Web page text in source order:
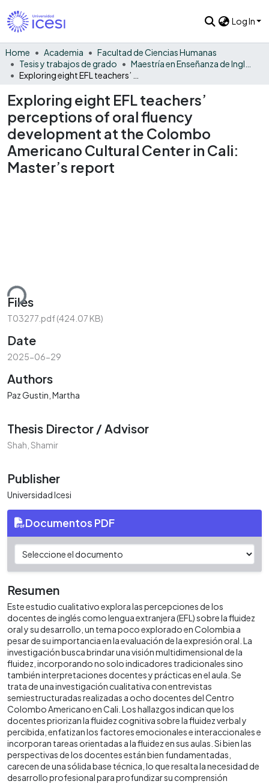
Log In
Home Academia
Facultad de Ciencias Humanas
Tesis y trabajos de grado
Exploring eight EFL teachers’
perceptions of oral fluency
development at the Colombo
Americano Cultural Center in Cali:
Master’s report
Files
T03277.pdf(424.07 KB)
Date
2025-06-29
Authors
Paz Gustin, Martha
Thesis Director / Advisor
Shah, Shamir
Publisher
Universidad Icesi
Documentos PDF
Resumen
Este estudio cualitativo explora las percepciones de los
docentes de inglés como lengua extranjera (EFL) sobre la fluidez
oral y su desarrollo, un tema poco explorado en Colombia a
pesar de su importancia en la evaluación de la expresión oral. La
investigación busca brindar una visión multidimensional de la
fluidez, incorporando no solo indicadores tradicionales sino
también interpretaciones docentes y prácticas en el aula. Se
trata de una investigación cualitativa con entrevistas
semiestructuradas realizadas a ocho docentes del Centro
Colombo Americano en Cali. Los hallazgos indican que los
docentes priorizan la fluidez cognitiva sobre la fluidez verbal y
percibida, enfatizan los factores emocionales e interaccionales e
incorporan tareas orientadas a la fluidez en sus aulas. Si bien las
perspectivas de los docentes están bien fundamentadas,
carecen de una sólida base técnica, lo que resalta la necesidad de
desarrollo profesional para profundizar su comprensión